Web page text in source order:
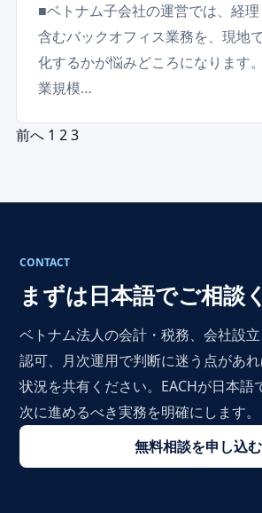
■ベトナム子会社の運営では、経
含むバックオフィス業務を、現地
化するかが悩みどころになります
業規模…
投稿のページ送り
前へ 1 23
CONTACT
まずは日本語でご相談
ベトナム法人の会計・税務、会社設
認可、月次運用で判断に迷う点があ
状況を共有ください。EACHが日本語
次に進めるべき実務を明確にします。
無料相談を申し込む